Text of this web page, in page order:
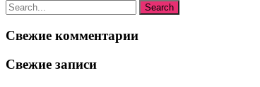
Свежие комментарии
Свежие записи